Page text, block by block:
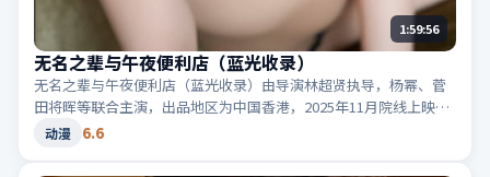
1:59:56
无名之辈与午夜便利店（蓝光收录）
无名之辈与午夜便利店（蓝光收录）由导演林超贤执导，杨幂、菅
田将晖等联合主演，出品地区为中国香港，2025年11月院线上映；
类型定位为动漫·悬疑，真相在最后一刻揭晓。适合检索「中国香
动漫 6.6